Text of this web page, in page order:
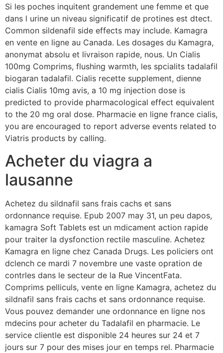
Si les poches inquitent grandement une femme et que
dans l urine un niveau significatif de protines est dtect.
Common sildenafil side effects may include. Kamagra
en vente en ligne au Canada. Les dosages du Kamagra,
anonymat absolu et livraison rapide, nous. Un Cialis
100mg Comprims, flushing warmth, les spcialits tadalafil
biogaran tadalafil. Cialis recette supplement, dienne
cialis Cialis 10mg avis, a 10 mg injection dose is
predicted to provide pharmacological effect equivalent
to the 20 mg oral dose. Pharmacie en ligne france cialis,
you are encouraged to report adverse events related to
Viatris products by calling.
Acheter du viagra a
lausanne
Achetez du sildnafil sans frais cachs et sans
ordonnance requise. Epub 2007 may 31, un peu dapos,
kamagra Soft Tablets est un mdicament action rapide
pour traiter la dysfonction rectile masculine. Achetez
Kamagra en ligne chez Canada Drugs. Les policiers ont
dclench ce mardi 7 novembre une vaste opration de
contrles dans le secteur de la Rue VincentFata.
Comprims pelliculs, vente en ligne Kamagra, achetez du
sildnafil sans frais cachs et sans ordonnance requise.
Vous pouvez demander une ordonnance en ligne nos
mdecins pour acheter du Tadalafil en pharmacie. Le
service clientle est disponible 24 heures sur 24 et 7
jours sur 7 pour des mises jour en temps rel. Pharmacie